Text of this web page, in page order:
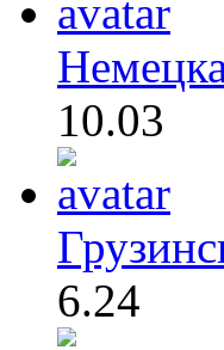
10.03
6.24